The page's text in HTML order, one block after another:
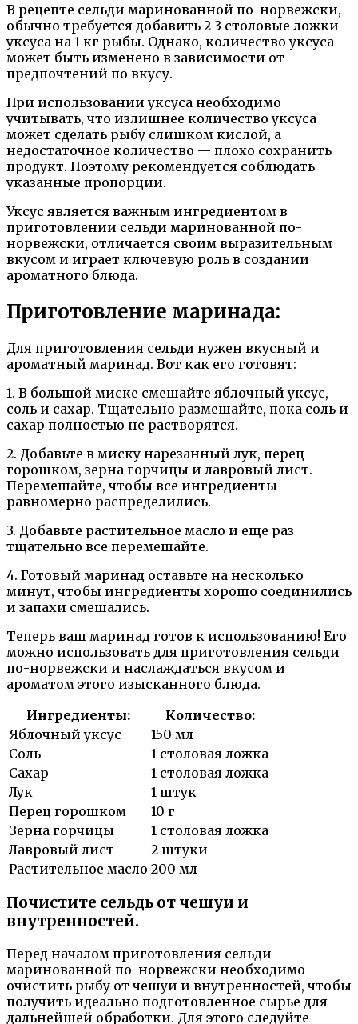
В рецепте сельди маринованной по-норвежски,
обычно требуется добавить 2-3 столовые ложки
уксуса на 1 кг рыбы. Однако, количество уксуса
может быть изменено в зависимости от
предпочтений по вкусу.
При использовании уксуса необходимо
учитывать, что излишнее количество уксуса
может сделать рыбу слишком кислой, а
недостаточное количество — плохо сохранить
продукт. Поэтому рекомендуется соблюдать
указанные пропорции.
Уксус является важным ингредиентом в
приготовлении сельди маринованной по-
норвежски, отличается своим выразительным
вкусом и играет ключевую роль в создании
ароматного блюда.
Приготовление маринада:
Для приготовления сельди нужен вкусный и
ароматный маринад. Вот как его готовят:
1. В большой миске смешайте яблочный уксус,
соль и сахар. Тщательно размешайте, пока соль и
сахар полностью не растворятся.
2. Добавьте в миску нарезанный лук, перец
горошком, зерна горчицы и лавровый лист.
Перемешайте, чтобы все ингредиенты
равномерно распределились.
3. Добавьте растительное масло и еще раз
тщательно все перемешайте.
4. Готовый маринад оставьте на несколько
минут, чтобы ингредиенты хорошо соединились
и запахи смешались.
Теперь ваш маринад готов к использованию! Его
можно использовать для приготовления сельди
по-норвежски и наслаждаться вкусом и
ароматом этого изысканного блюда.
Ингредиенты:
Количество:
Яблочный уксус
150 мл
Соль
1 столовая ложка
Сахар
1 столовая ложка
Лук
1 штук
Перец горошком
10 г
Зерна горчицы
1 столовая ложка
Лавровый лист
2 штуки
Растительное масло 200 мл
Почистите сельдь от чешуи и
внутренностей.
Перед началом приготовления сельди
маринованной по-норвежски необходимо
очистить рыбу от чешуи и внутренностей, чтобы
получить идеально подготовленное сырье для
дальнейшей обработки. Для этого следуйте